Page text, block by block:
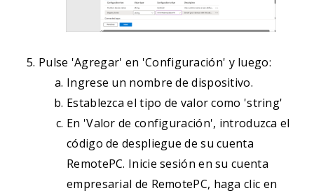
Pulse 'Agregar' en 'Configuración' y luego:
Ingrese un nombre de dispositivo.
Establezca el tipo de valor como 'string'
En 'Valor de configuración', introduzca el
código de despliegue de su cuenta
RemotePC. Inicie sesión en su cuenta
empresarial de RemotePC, haga clic en